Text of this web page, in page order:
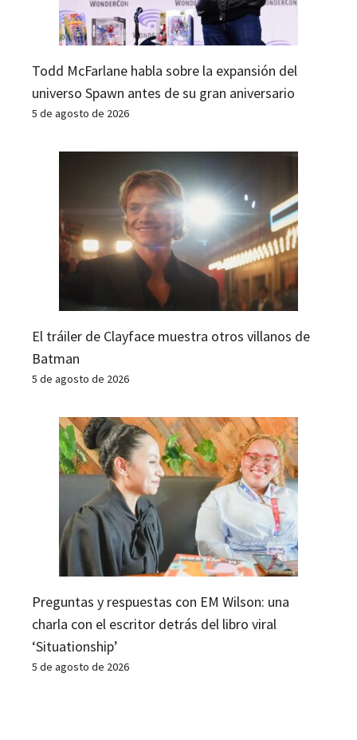
Todd McFarlane habla sobre la expansión del
universo Spawn antes de su gran aniversario
5 de agosto de 2026
El tráiler de Clayface muestra otros villanos de
Batman
5 de agosto de 2026
Preguntas y respuestas con EM Wilson: una
charla con el escritor detrás del libro viral
‘Situationship’
5 de agosto de 2026